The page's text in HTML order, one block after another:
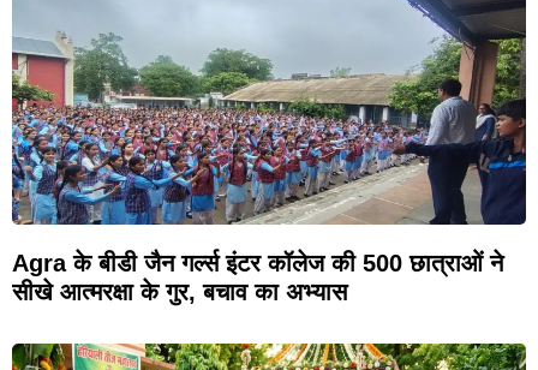
Agra के बीडी जैन गर्ल्स इंटर कॉलेज की 500 छात्राओं ने
सीखे आत्मरक्षा के गुर, बचाव का अभ्यास